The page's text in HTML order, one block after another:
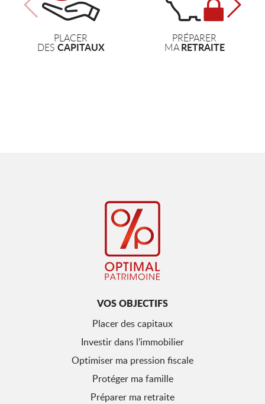
PLACER
DES CAPITAUX
PRÉPARER
MARETRAITE
VOS OBJECTIFS
Placer des capitaux
Investir dans l’immobilier
Optimiser ma pression fiscale
Protéger ma famille
Préparer ma retraite